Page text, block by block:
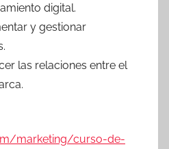
digital.
y gestionar
las relaciones entre el
marketing/curso-de-